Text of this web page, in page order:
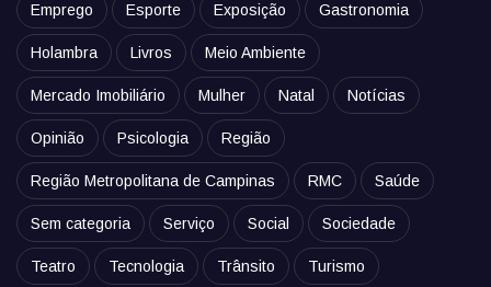
Emprego Esporte Exposição Gastronomia
Holambra Livros Meio Ambiente
Mercado Imobiliário Mulher Natal Notícias
Opinião Psicologia Região
Região Metropolitana de Campinas RMC Saúde
Sem categoria Serviço Social Sociedade
Teatro Tecnologia Trânsito Turismo